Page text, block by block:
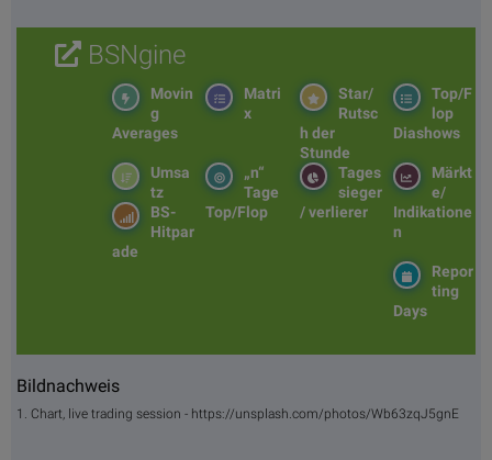
BSNgine
Top/F
lop
Diashows
Star/
Rutsc
h der
Stunde
Matri
x
Movin
g
Averages
Märkt
e/
Indikatione
n
Tages
sieger
/ verlierer
„n“
Tage
Top/Flop
Umsa
tz
BS-
Hitpar
ade
Repor
ting
Days
Bildnachweis
1. Chart, live trading session - https://unsplash.com/photos/Wb63zqJ5gnE